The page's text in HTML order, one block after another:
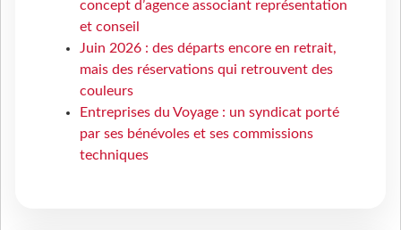
concept d’agence associant représentation
et conseil
Juin 2026 : des départs encore en retrait,
mais des réservations qui retrouvent des
couleurs
Entreprises du Voyage : un syndicat porté
par ses bénévoles et ses commissions
techniques